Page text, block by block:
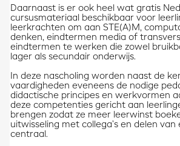
Daarnaast is er ook heel wat gratis
cursusmateriaal beschikbaar voor
leerkrachten om aan STE(A)M,
denken, eindtermen media of
eindtermen te werken die zowel
lager als secundair onderwijs.
In deze nascholing worden naast de
vaardigheden eveneens de nodige
didactische principes en werkvormen
deze competenties gericht aan
brengen zodat ze meer leerwinst
uitwisseling met collega’s en delen van
centraal.